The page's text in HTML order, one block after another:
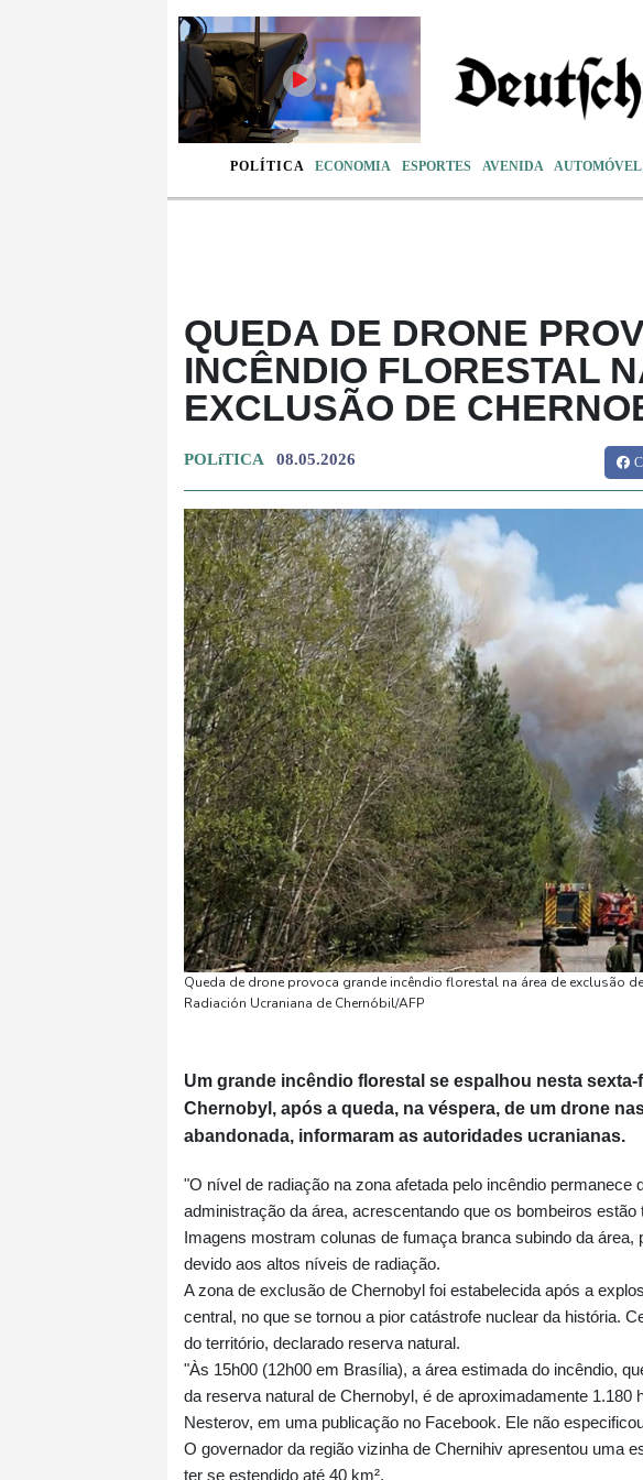
POLÍTICA ECONOMIA ESPORTES AVENIDA AUTOMÓVEL
QUEDA DE DRONE
INCÊNDIO FLORESTAL
EXCLUSÃO DE
POLíTICA 08.05.2026
Queda de drone provoca grande incêndio florestal na área de exclusão
Radiación Ucraniana de Chernóbil/AFP
Um grande incêndio florestal se espalhou nesta
Chernobyl, após a queda, na véspera, de um drone
abandonada, informaram as autoridades ucranianas.
"O nível de radiação na zona afetada pelo incêndio permanece
administração da área, acrescentando que os bombeiros
Imagens mostram colunas de fumaça branca subindo da
devido aos altos níveis de radiação.
A zona de exclusão de Chernobyl foi estabelecida após a
central, no que se tornou a pior catástrofe nuclear da história.
do território, declarado reserva natural.
"Às 15h00 (12h00 em Brasília), a área estimada do incêndio,
da reserva natural de Chernobyl, é de aproximadamente 1.180
Nesterov, em uma publicação no Facebook. Ele não
O governador da região vizinha de Chernihiv apresentou uma
ter se estendido até 40 km².